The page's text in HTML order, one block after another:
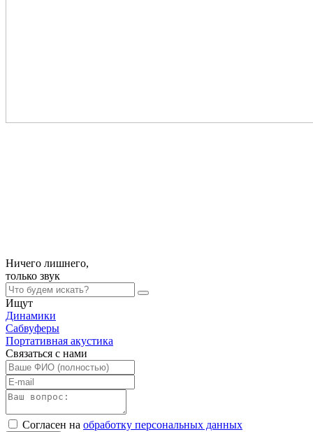
Ничего лишнего,
только звук
Ищут
Динамики
Сабвуферы
Портативная акустика
Связаться с нами
Согласен на обработку персональных данных